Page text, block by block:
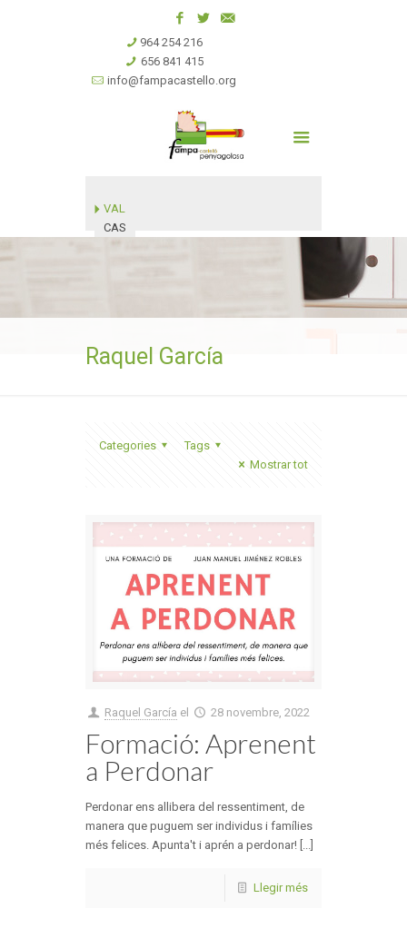
964 254 216
656 841 415
info@fampacastello.org
VAL
CAS
Raquel García
Categories
Tags
Mostrar tot
Raquel García el 28 novembre, 2022
Formació: Aprenent
a Perdonar
Perdonar ens allibera del ressentiment, de
manera que puguem ser individus i famílies
més felices. Apunta't i aprén a perdonar! [...]
Llegir més